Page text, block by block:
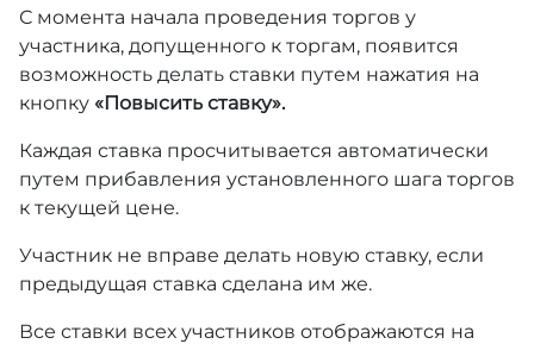
С момента начала проведения торгов у
участника, допущенного к торгам, появится
возможность делать ставки путем нажатия на
кнопку «Повысить ставку».
Каждая ставка просчитывается автоматически
путем прибавления установленного шага торгов
к текущей цене.
Участник не вправе делать новую ставку, если
предыдущая ставка сделана им же.
Все ставки всех участников отображаются на